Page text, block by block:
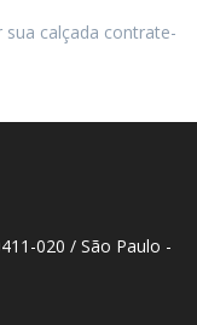
calçada contrate-
020 / São Paulo -